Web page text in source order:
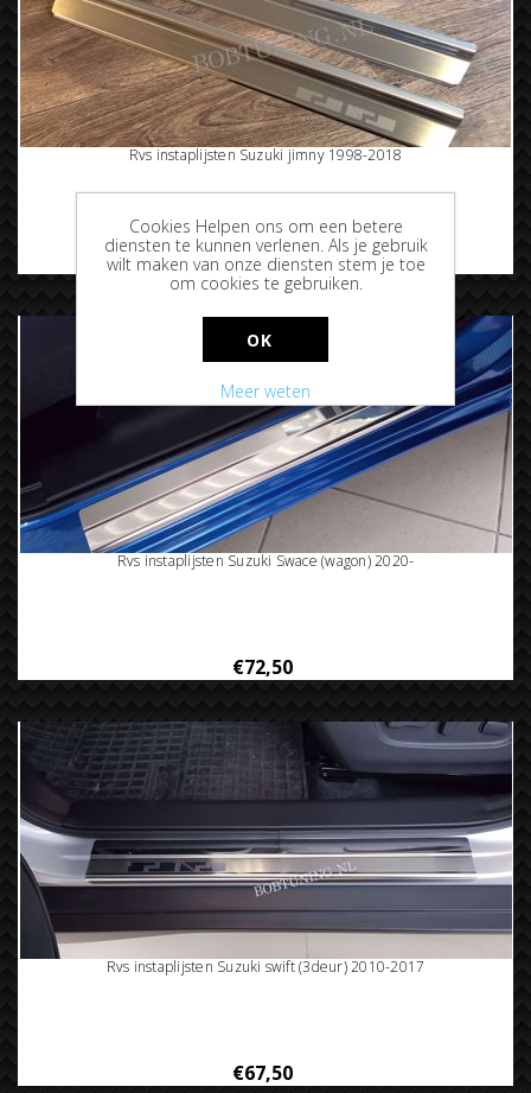
Rvs instaplijsten Suzuki jimny 1998-2018
€69,95
Rvs instaplijsten Suzuki Swace (wagon) 2020-
€72,50
Rvs instaplijsten Suzuki swift (3deur) 2010-2017
€67,50
Cookies Helpen ons om een betere
diensten te kunnen verlenen. Als je gebruik
wilt maken van onze diensten stem je toe
om cookies te gebruiken.
OK
Meer weten